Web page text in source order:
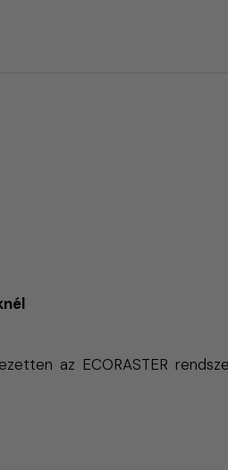
az ECORASTER